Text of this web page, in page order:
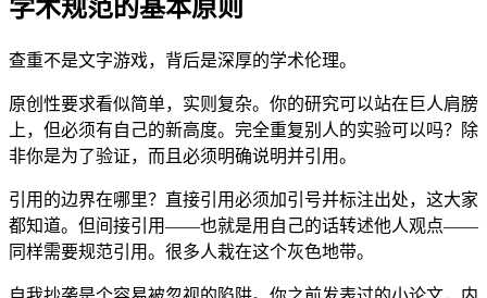
学术规范的基本原则
查重不是文字游戏，背后是深厚的学术伦理。
原创性要求看似简单，实则复杂。你的研究可以站在巨人肩膀
上，但必须有自己的新高度。完全重复别人的实验可以吗？除
非你是为了验证，而且必须明确说明并引用。
引用的边界在哪里？直接引用必须加引号并标注出处，这大家
都知道。但间接引用——也就是用自己的话转述他人观点——
同样需要规范引用。很多人栽在这个灰色地带。